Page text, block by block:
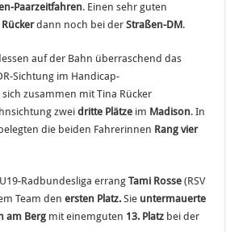
Paarzeitfahren. Einen sehr guten
Rückerdann noch bei derStraßen-DM.
auf der Bahn überraschend das
Sichtung im Handicap-
sich zusammen mit Tina Rücker
zweidritte Plätze im Madison. In
die beiden Fahrerinnen Rang vier
Radbundesliga errangTami Rosse (RSV
Team denersten Platz. Sie untermauerte
am Berg mit einemguten 13. Platz bei der